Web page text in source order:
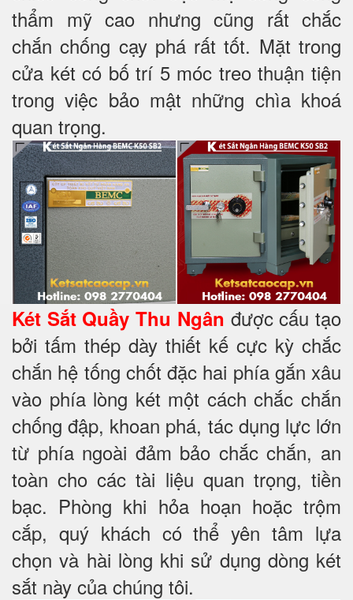
thẩm mỹ cao nhưng cũng rất chắc
chắn chống cạy phá rất tốt. Mặt trong
cửa két có bố trí 5 móc treo thuận tiện
trong việc bảo mật những chìa khoá
quan trọng.
Két Sắt Quầy Thu Ngân được cấu tạo
bởi tấm thép dày thiết kế cực kỳ chắc
chắn hệ tống chốt đặc hai phía gắn xâu
vào phía lòng két một cách chắc chắn
chống đập, khoan phá, tác dụng lực lớn
từ phía ngoài đảm bảo chắc chắn, an
toàn cho các tài liệu quan trọng, tiền
bạc. Phòng khi hỏa hoạn hoặc trộm
cắp, quý khách có thể yên tâm lựa
chọn và hài lòng khi sử dụng dòng két
sắt này của chúng tôi.